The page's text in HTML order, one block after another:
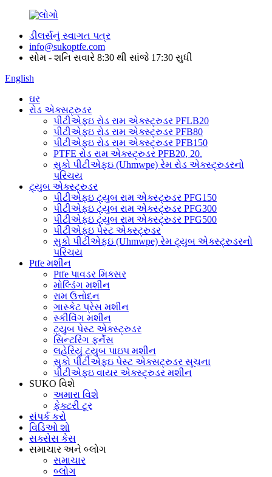
ડીલર્સનું સ્વાગત પત્ર
info@sukoptfe.com
સોમ - શનિ સવારે 8:30 થી સાંજે 17:30 સુધી
English
ઘર
રોડ એક્સટ્રુડર
પીટીએફઇ રોડ રામ એક્સ્ટ્રુડર PFLB20
પીટીએફઇ રોડ રામ એક્સ્ટ્રુડર PFB80
પીટીએફઇ રોડ રામ એક્સ્ટ્રુડર PFB150
PTFE રોડ રામ એક્સ્ટ્રુડર PFB20, 20.
સુકો પીટીએફઇ (Uhmwpe) રેમ રોડ એક્સ્ટ્રુડરનો
પરિચય
ટ્યુબ એક્સ્ટ્રુડર
પીટીએફઇ ટ્યુબ રામ એક્સ્ટ્રુડર PFG150
પીટીએફઇ ટ્યુબ રામ એક્સ્ટ્રુડર PFG300
પીટીએફઇ ટ્યુબ રામ એક્સ્ટ્રુડર PFG500
પીટીએફઇ પેસ્ટ એક્સ્ટ્રુડર
સુકો પીટીએફઇ (Uhmwpe) રેમ ટ્યુબ એક્સ્ટ્રુડરનો
પરિચય
Ptfe મશીન
Ptfe પાવડર મિક્સર
મોલ્ડિંગ મશીન
રામ ઉત્તોદન
ગાસ્કેટ પ્રેસ મશીન
સ્કીવિંગ મશીન
ટ્યુબ પેસ્ટ એક્સ્ટ્રુડર
સિન્ટરિંગ ફર્નેસ
લહેરિયું ટ્યુબ પાઇપ મશીન
સુકો પીટીએફઇ પેસ્ટ એક્સટ્રુડર સૂચના
પીટીએફઇ વાયર એક્સ્ટ્રુડર મશીન
SUKO વિશે
અમારા વિશે
ફેક્ટરી ટૂર
સંપર્ક કરો
વિડિઓ શો
સક્સેસ કેસ
સમાચાર અને બ્લોગ
સમાચાર
બ્લોગ